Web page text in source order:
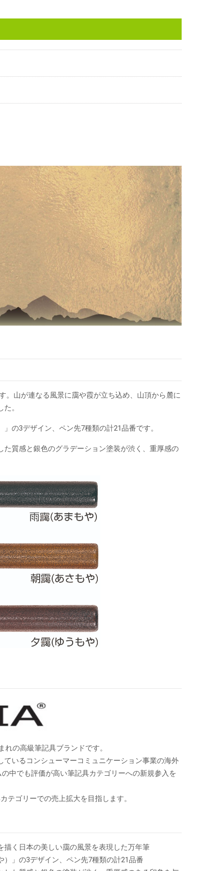
。山が連なる風景に靄や霞が立ち込め、山頂から麓に
。
の3デザイン、ペン先7種類の計21品番です。
質感と銀色のグラデーション塗装が渋く、重厚感の
れの高級筆記具ブランドです。
いるコンシューマーコミュニケーション事業の海外
中でも評価が高い筆記具カテゴリーへの新規参入を
テゴリーでの売上拡大を目指します。
く日本の美しい靄の風景を表現した万年筆
」の3デザイン、ペン先7種類の計21品番